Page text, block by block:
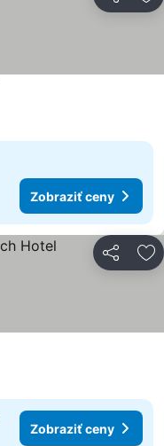
Zobraziť ceny
Zdieľať
Zobraziť ceny